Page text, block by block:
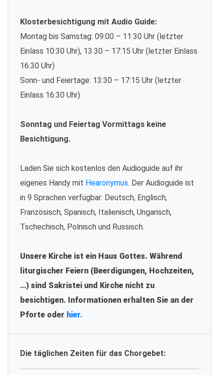
Klosterbesichtigung mit Audio Guide:
Montag bis Samstag: 09:00 – 11:30 Uhr (letzter
Einlass 10:30 Uhr), 13:30 – 17:15 Uhr (letzter Einlass
16:30 Uhr)
Sonn- und Feiertage: 13:30 – 17:15 Uhr (letzter
Einlass 16:30 Uhr)
Sonntag und Feiertag Vormittags keine
Besichtigung.
Laden Sie sich kostenlos den Audioguide auf ihr
eigenes Handy mit Hearonymus. Der Audioguide ist
in 9 Sprachen verfügbar: Deutsch, Englisch,
Französisch, Spanisch, Italienisch, Ungarisch,
Tschechisch, Polnisch und Russisch.
Unsere Kirche ist ein Haus Gottes. Während
liturgischer Feiern (Beerdigungen, Hochzeiten,
…) sind Sakristei und Kirche nicht zu
besichtigen. Informationen erhalten Sie an der
Pforte oder hier.
Die täglichen Zeiten für das Chorgebet: